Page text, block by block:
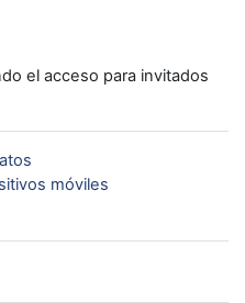
el acceso para invitados
móviles